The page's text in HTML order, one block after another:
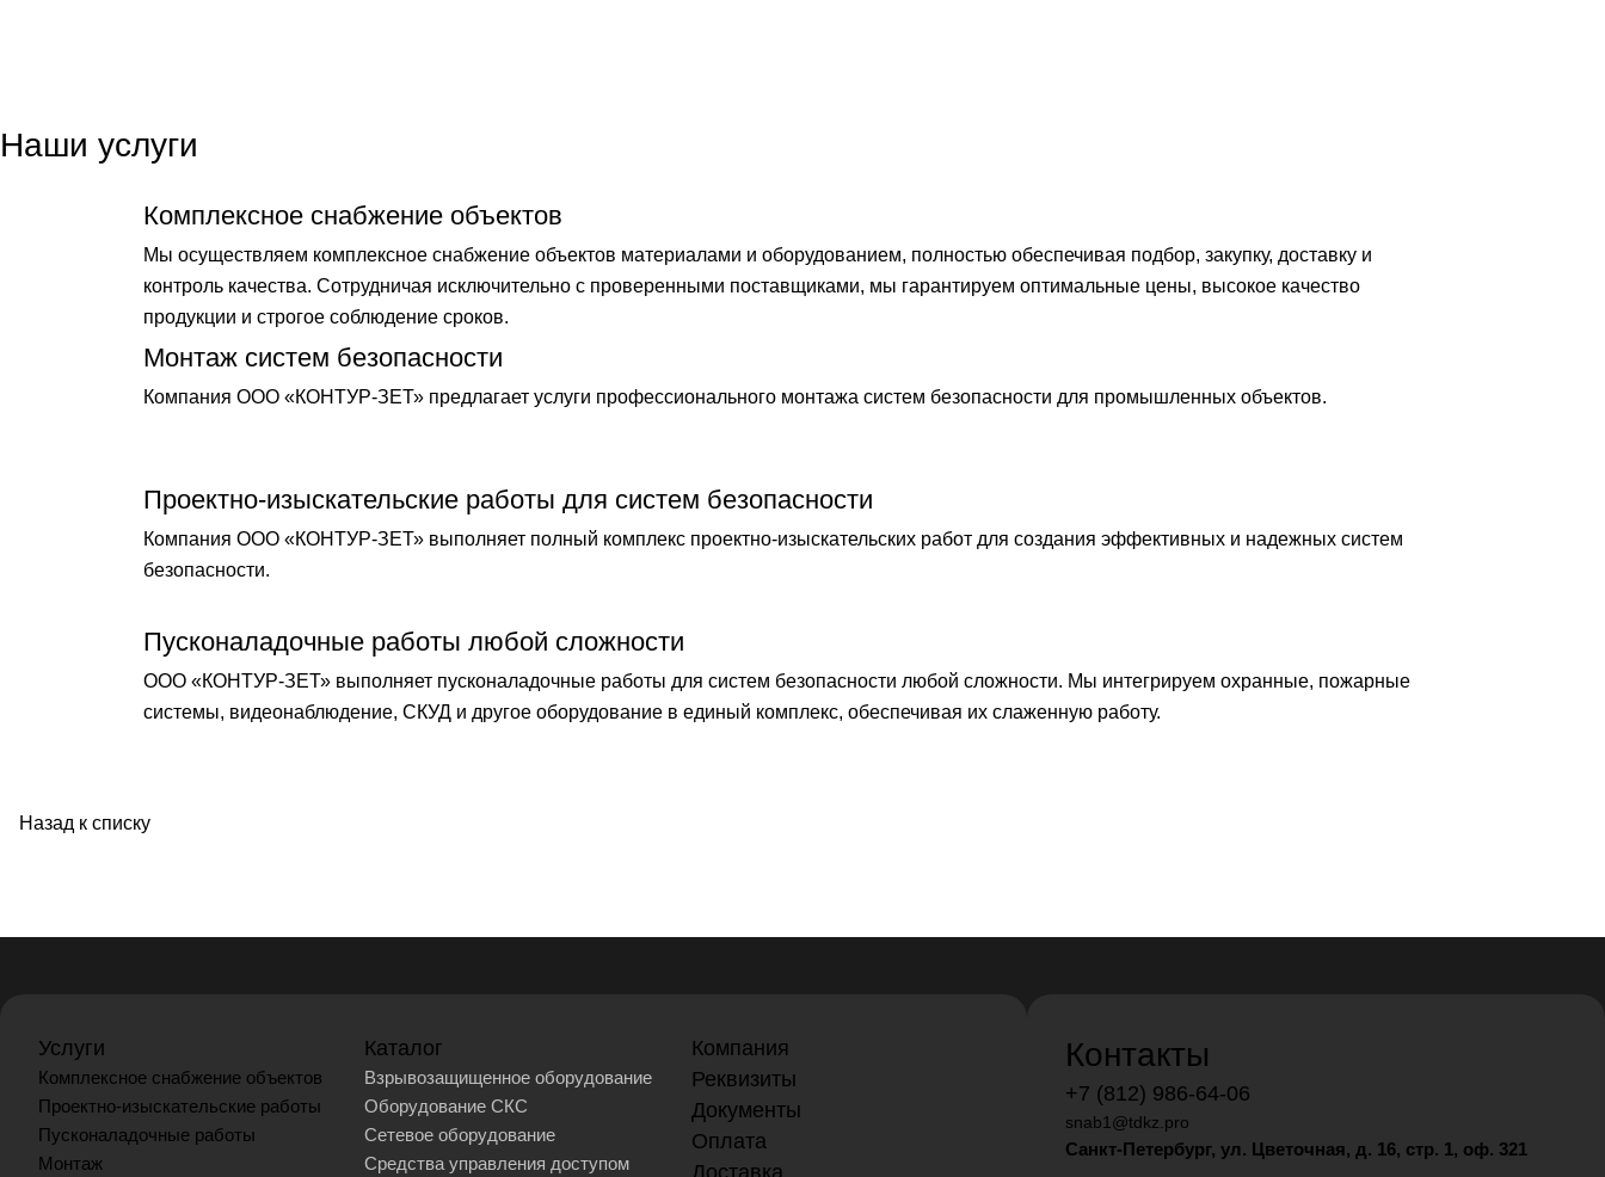
Наши услуги
Комплексное снабжение объектов
Мы осуществляем комплексное снабжение объектов материалами и оборудованием, полностью обеспечивая подбор, закупку, доставку и
контроль качества. Сотрудничая исключительно с проверенными поставщиками, мы гарантируем оптимальные цены, высокое качество
продукции и строгое соблюдение сроков.
Монтаж систем безопасности
Компания ООО «КОНТУР-ЗЕТ» предлагает услуги профессионального монтажа систем безопасности для промышленных объектов.
Проектно-изыскательские работы для систем безопасности
Компания ООО «КОНТУР-ЗЕТ» выполняет полный комплекс проектно-изыскательских работ для создания эффективных и надежных систем
безопасности.
Пусконаладочные работы любой сложности
ООО «КОНТУР-ЗЕТ» выполняет пусконаладочные работы для систем безопасности любой сложности. Мы интегрируем охранные, пожарные
системы, видеонаблюдение, СКУД и другое оборудование в единый комплекс, обеспечивая их слаженную работу.
Назад к списку
Услуги
Комплексное снабжение объектов
Проектно-изыскательские работы
Пусконаладочные работы
Монтаж
Каталог
Взрывозащищенное оборудование
Оборудование СКС
Сетевое оборудование
Средства управления доступом
Компания
Реквизиты
Документы
Оплата
Доставка
Контакты
+7 (812) 986-64-06
snab1@tdkz.pro
Санкт-Петербург, ул. Цветочная, д. 16, стр. 1, оф. 321